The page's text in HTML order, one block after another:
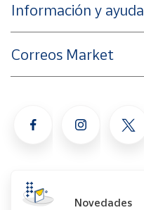
Información y ayuda
Correos Market
Novedades